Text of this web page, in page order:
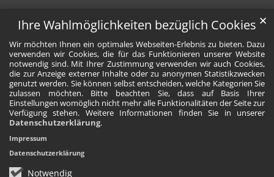
Ihre Wahlmöglichkeiten bezüglich Cookies
Wir möchten Ihnen ein optimales Webseiten-Erlebnis zu bieten. Dazu
verwenden wir Cookies, die für das Funktionieren unserer Website
notwendig sind. Mit Ihrer Zustimmung verwenden wir auch Cookies,
die zur Anzeige externer Inhalte oder zu anonymen Statistikzwecken
genutzt werden. Sie können selbst entscheiden, welche Kategorien Sie
zulassen möchten. Bitte beachten Sie, dass auf Basis Ihrer
Einstellungen womöglich nicht mehr alle Funktionalitäten der Seite zur
Verfügung stehen. Weitere Informationen finden Sie in unserer
Datenschutzerklärung.
Notwendig
✕
Impressum
Datenschutzerklärung